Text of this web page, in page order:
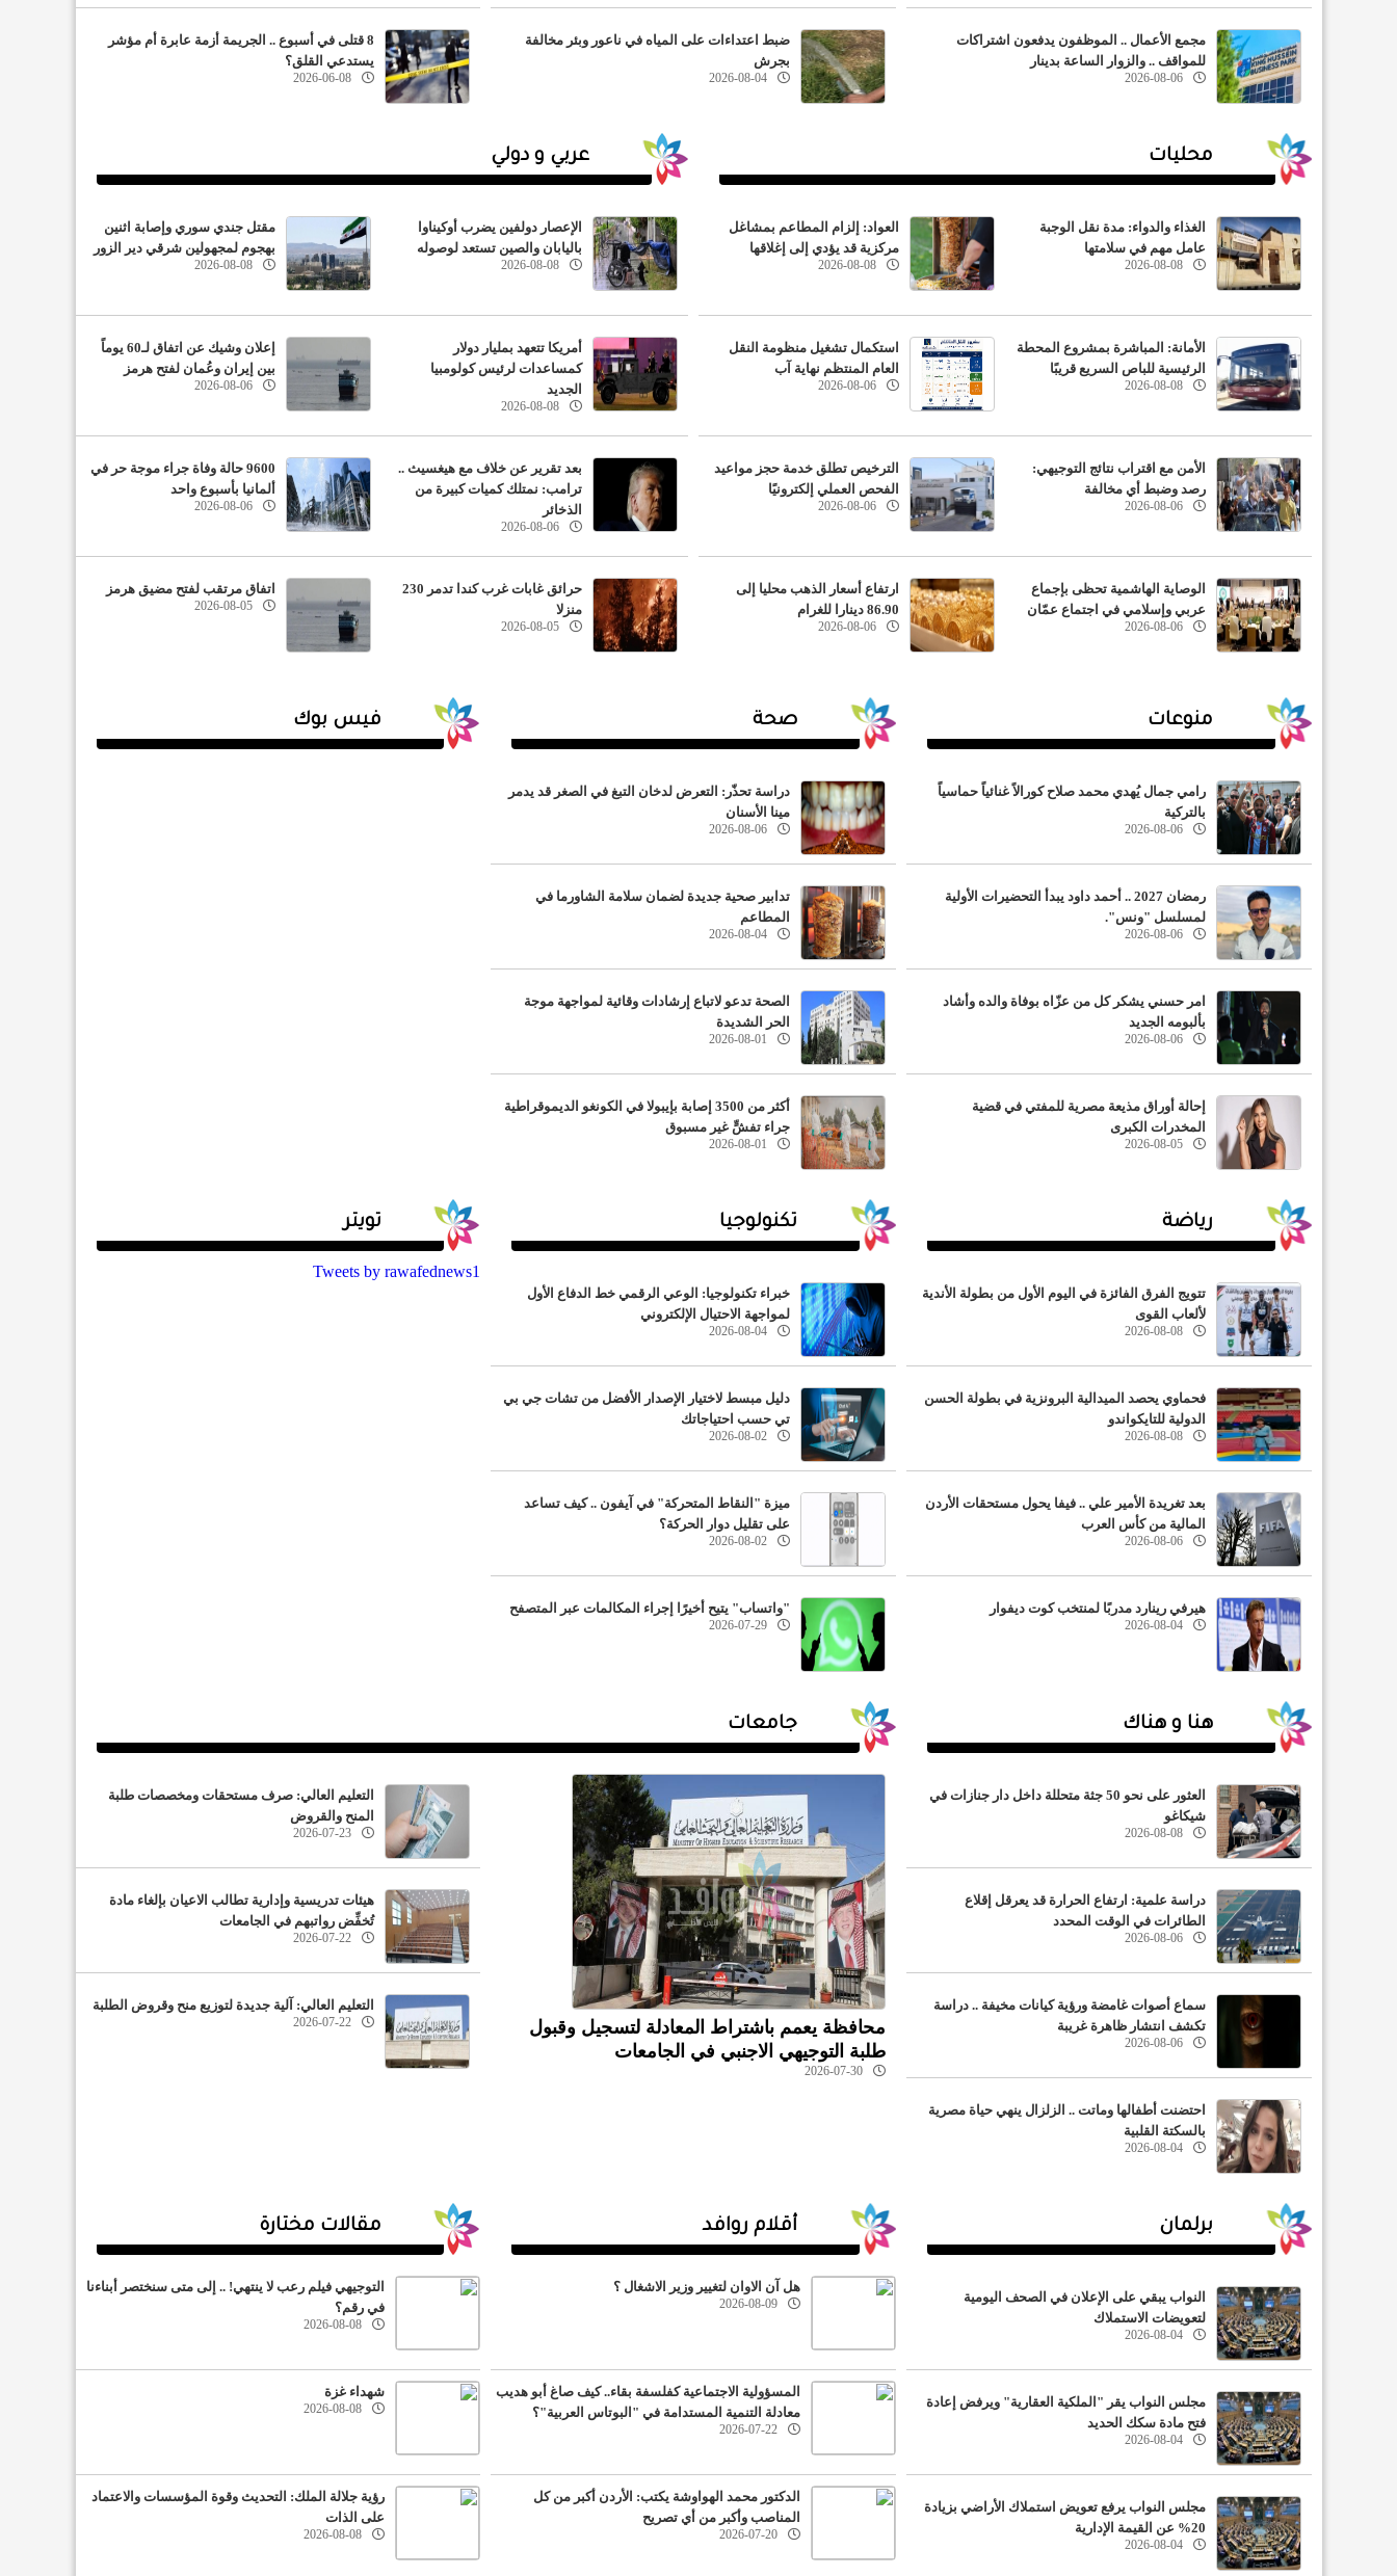
واشنطن تضغط على إسرائيل لبدء هدنة في غزة
العمل: لا تمديد لفترة قوننة أوضاع العمالة الوافدة المخالفة
مجمع الأعمال .. الموظفون يدفعون اشتراكات
للمواقف .. والزوار الساعة بدينار
2026-08-06
ضبط اعتداءات على المياه في ناعور وبئر مخالفة
بجرش
2026-08-04
8 قتلى في أسبوع .. الجريمة أزمة عابرة أم مؤشر
يستدعي القلق؟
2026-06-08
محليات
الغذاء والدواء: مدة نقل الوجبة
عامل مهم في سلامتها
2026-08-08
العواد: إلزام المطاعم بمشاغل
مركزية قد يؤدي إلى إغلاقها
2026-08-08
الأمانة: المباشرة بمشروع المحطة
الرئيسية للباص السريع قريبًا
2026-08-08
استكمال تشغيل منظومة النقل
العام المنتظم نهاية آب
2026-08-06
الأمن مع اقتراب نتائج التوجيهي:
رصد وضبط أي مخالفة
2026-08-06
الترخيص تطلق خدمة حجز مواعيد
الفحص العملي إلكترونيًا
2026-08-06
الوصاية الهاشمية تحظى بإجماع
عربي وإسلامي في اجتماع عمّان
2026-08-06
ارتفاع أسعار الذهب محليا إلى
86.90 دينارا للغرام
2026-08-06
عربي و دولي
الإعصار دولفين يضرب أوكيناوا
باليابان والصين تستعد لوصوله
2026-08-08
مقتل جندي سوري وإصابة اثنين
بهجوم لمجهولين شرقي دير الزور
2026-08-08
أمريكا تتعهد بمليار دولار
كمساعدات لرئيس كولومبيا
الجديد
2026-08-08
إعلان وشيك عن اتفاق لـ60 يوماً
بين إيران وعُمان لفتح هرمز
2026-08-06
بعد تقرير عن خلاف مع هيغسيث ..
ترامب: نمتلك كميات كبيرة من
الذخائر
2026-08-06
9600 حالة وفاة جراء موجة حر في
ألمانيا بأسبوع واحد
2026-08-06
حرائق غابات غرب كندا تدمر 230
منزلا
2026-08-05
اتفاق مرتقب لفتح مضيق هرمز
2026-08-05
منوعات
رامي جمال يُهدي محمد صلاح كورالاً غنائياً حماسياً
بالتركية
2026-08-06
رمضان 2027 .. أحمد داود يبدأ التحضيرات الأولية
لمسلسل "ونس".
2026-08-06
امر حسني يشكر كل من عزّاه بوفاة والده وأشاد
بألبومه الجديد
2026-08-06
إحالة أوراق مذيعة مصرية للمفتي في قضية
المخدرات الكبرى
2026-08-05
صحة
دراسة تحذّر: التعرض لدخان التبغ في الصغر قد يدمر
مينا الأسنان
2026-08-06
تدابير صحية جديدة لضمان سلامة الشاورما في
المطاعم
2026-08-04
الصحة تدعو لاتباع إرشادات وقائية لمواجهة موجة
الحر الشديدة
2026-08-01
أكثر من 3500 إصابة بإيبولا في الكونغو الديموقراطية
جراء تفشٍّ غير مسبوق
2026-08-01
فيس بوك
رياضة
تتويج الفرق الفائزة في اليوم الأول من بطولة الأندية
لألعاب القوى
2026-08-08
فحماوي يحصد الميدالية البرونزية في بطولة الحسن
الدولية للتايكواندو
2026-08-08
بعد تغريدة الأمير علي .. فيفا يحول مستحقات الأردن
المالية من كأس العرب
2026-08-06
هيرفي رينارد مدربًا لمنتخب كوت ديفوار
2026-08-04
تكنولوجيا
خبراء تكنولوجيا: الوعي الرقمي خط الدفاع الأول
لمواجهة الاحتيال الإلكتروني
2026-08-04
دليل مبسط لاختيار الإصدار الأفضل من تشات جي بي
تي حسب احتياجاتك
2026-08-02
ميزة "النقاط المتحركة" في آيفون .. كيف تساعد
على تقليل دوار الحركة؟
2026-08-02
"واتساب" يتيح أخيرًا إجراء المكالمات عبر المتصفح
2026-07-29
تويتر
Tweets by rawafednews1
هنا و هناك
العثور على نحو 50 جثة متحللة داخل دار جنازات في
شيكاغو
2026-08-08
دراسة علمية: ارتفاع الحرارة قد يعرقل إقلاع
الطائرات في الوقت المحدد
2026-08-06
سماع أصوات غامضة ورؤية كيانات مخيفة .. دراسة
تكشف انتشار ظاهرة غريبة
2026-08-06
احتضنت أطفالها وماتت .. الزلزال ينهي حياة مصرية
بالسكتة القلبية
2026-08-04
جامعات
محافظة يعمم باشتراط المعادلة لتسجيل وقبول
طلبة التوجيهي الاجنبي في الجامعات
2026-07-30
التعليم العالي: صرف مستحقات ومخصصات طلبة
المنح والقروض
2026-07-23
هيئات تدريسية وإدارية تطالب الاعيان بإلغاء مادة
تُخفِّض رواتبهم في الجامعات
2026-07-22
التعليم العالي: آلية جديدة لتوزيع منح وقروض الطلبة
2026-07-22
برلمان
النواب يبقي على الإعلان في الصحف اليومية
لتعويضات الاستملاك
2026-08-04
مجلس النواب يقر "الملكية العقارية" ويرفض إعادة
فتح مادة سكك الحديد
2026-08-04
مجلس النواب يرفع تعويض استملاك الأراضي بزيادة
20% عن القيمة الإدارية
2026-08-04
أقلام روافد
هل آن الاوان لتغيير وزير الاشغال ؟
2026-08-09
المسؤولية الاجتماعية كفلسفة بقاء.. كيف صاغ أبو هديب
معادلة التنمية المستدامة في "البوتاس العربية"؟
2026-07-22
الدكتور محمد الهواوشة يكتب: الأردن أكبر من كل
المناصب وأكبر من أي تصريح
2026-07-20
مقالات مختارة
التوجيهي فيلم رعب لا ينتهي! .. إلى متى سنختصر أبناءنا
في رقم؟
2026-08-08
شهداء غزة
2026-08-08
رؤية جلالة الملك: التحديث وقوة المؤسسات والاعتماد
على الذات
2026-08-08